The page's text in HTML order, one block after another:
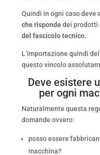
Quindi in ogni caso deve
che rispondedei prodotti
del fascicolo tecnico.
L’importazione quindi
questo vincolo
Deve esistere
per ogni
Naturalmente questa
domande ovvero:
posso essere
macchina?